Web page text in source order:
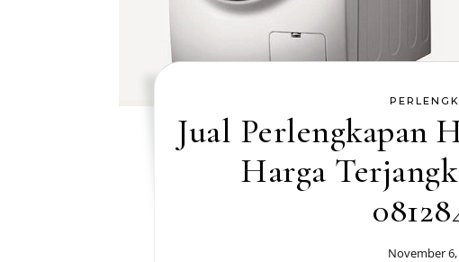
Jual Perlengkapan
Harga
November 6,